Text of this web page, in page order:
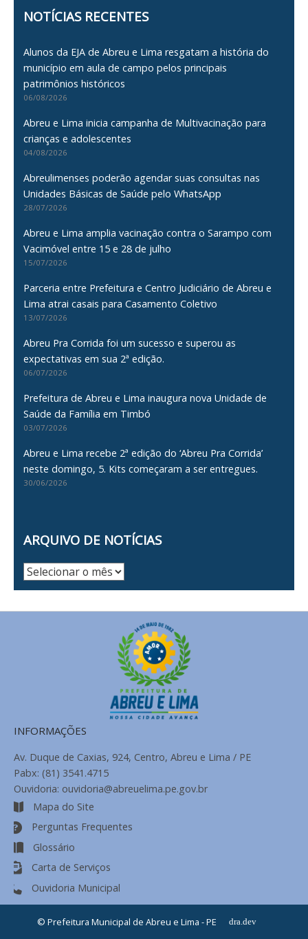
NOTÍCIAS RECENTES
Alunos da EJA de Abreu e Lima resgatam a história do
município em aula de campo pelos principais
patrimônios históricos
06/08/2026
Abreu e Lima inicia campanha de Multivacinação para
crianças e adolescentes
04/08/2026
Abreulimenses poderão agendar suas consultas nas
Unidades Básicas de Saúde pelo WhatsApp
28/07/2026
Abreu e Lima amplia vacinação contra o Sarampo com
Vacimóvel entre 15 e 28 de julho
15/07/2026
Parceria entre Prefeitura e Centro Judiciário de Abreu e
Lima atrai casais para Casamento Coletivo
13/07/2026
Abreu Pra Corrida foi um sucesso e superou as
expectativas em sua 2ª edição.
06/07/2026
Prefeitura de Abreu e Lima inaugura nova Unidade de
Saúde da Família em Timbó
03/07/2026
Abreu e Lima recebe 2ª edição do ‘Abreu Pra Corrida’
neste domingo, 5. Kits começaram a ser entregues.
30/06/2026
ARQUIVO DE NOTÍCIAS
Arquivo
INFORMAÇÕES
Av. Duque de Caxias, 924, Centro, Abreu e Lima / PE
Pabx: (81) 3541.4715
Ouvidoria: ouvidoria@abreuelima.pe.gov.br
Mapa do Site
Perguntas Frequentes
Glossário
Carta de Serviços
Ouvidoria Municipal
© Prefeitura Municipal de Abreu e Lima - PE dra.dev